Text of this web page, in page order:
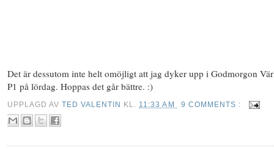
Det är dessutom inte helt omöjligt att jag dyker upp i Godmorgon
P1 på lördag. Hoppas det går bättre. :)
UPPLAGD AVTED VALENTIN KL. 11:33 AM 9 COMMENTS :